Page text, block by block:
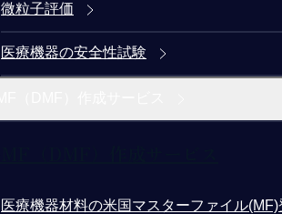
微粒子評価
医療機器の安全性試験
医療機器材料の米国マスターファイル